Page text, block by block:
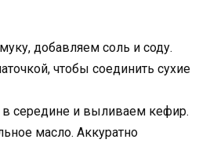
добавляем соль и соду.
чтобы соединить сухие
середине и выливаем кефир.
масло. Аккуратно